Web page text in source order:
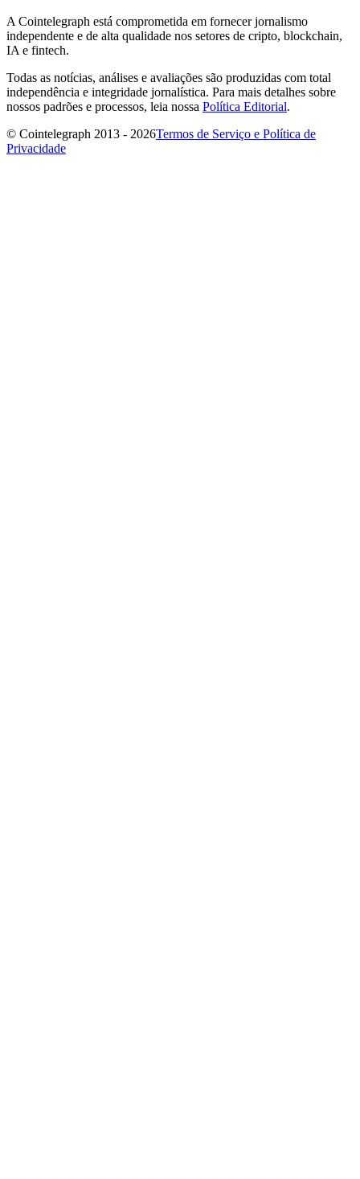
A Cointelegraph está comprometida em fornecer jornalismo
independente e de alta qualidade nos setores de cripto, blockchain,
IA e fintech.
Todas as notícias, análises e avaliações são produzidas com total
independência e integridade jornalística. Para mais detalhes sobre
nossos padrões e processos, leia nossa Política Editorial.
© Cointelegraph 2013 - 2026Termos de Serviço e Política de
Privacidade